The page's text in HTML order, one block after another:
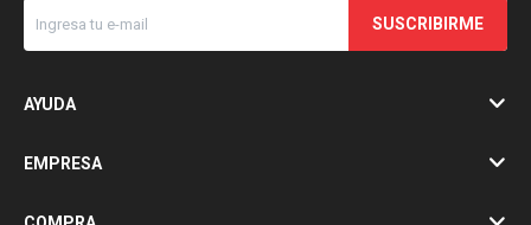
SUSCRIBIRME
AYUDA
EMPRESA